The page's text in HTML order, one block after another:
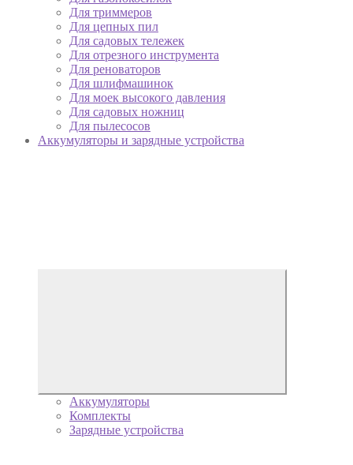
Для триммеров
Для цепных пил
Для садовых тележек
Для отрезного инструмента
Для реноваторов
Для шлифмашинок
Для моек высокого давления
Для садовых ножниц
Для пылесосов
Аккумуляторы и зарядные устройства
Аккумуляторы
Комплекты
Зарядные устройства